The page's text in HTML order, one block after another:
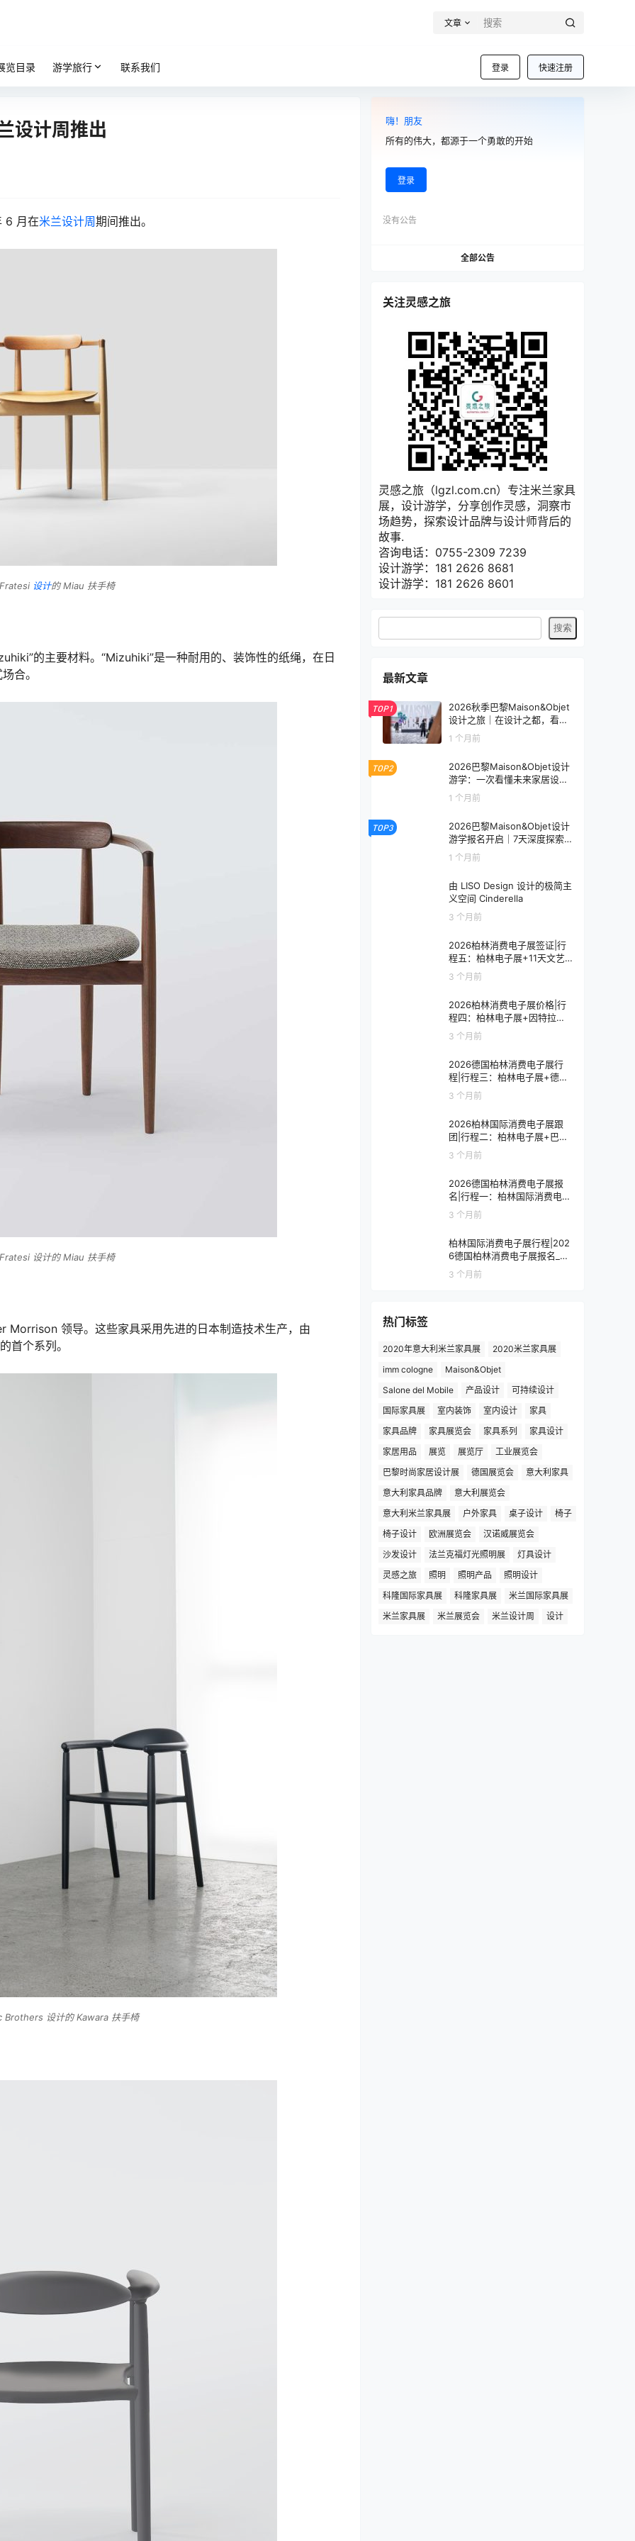
文章
登录 快速注册
览目录 游学旅行 联系我们
设计周推出
6 月在米兰设计周期间推出。
设计的 Miau 扶手椅
的主要材料。“Mizuhiki”是一种耐用的、装饰性的纸绳，在日
合。
设计的 Miau 扶手椅
Morrison 领导。这些家具采用先进的日本制造技术生产，由
首个系列。
Brothers 设计的 Kawara 扶手椅
嗨！朋友
所有的伟大，都源于一个勇敢的开始
登录
没有公告
全部公告
关注灵感之旅
灵感之旅（lgzl.com.cn）专注米兰家具
展，设计游学，分享创作灵感，洞察市
场趋势，探索设计品牌与设计师背后的
故事.
咨询电话：0755-2309 7239
设计游学：181 2626 8681
设计游学：181 2626 8601
最新文章
TOP1
2026秋季巴黎Maison&Objet
设计之旅｜在设计之都，看见
未来生活的模样
1 个月前
TOP2
2026巴黎Maison&Objet设计
游学：一次看懂未来家居设计
趋势
1 个月前
TOP3
2026巴黎Maison&Objet设计
游学报名开启｜7天深度探索
全球家居设计趋势
1 个月前
由 LISO Design 设计的极简主
义空间 Cinderella
3 个月前
2026柏林消费电子展签证|行
程五：柏林电子展+11天文艺
复兴之旅
3 个月前
2026柏林消费电子展价格|行
程四：柏林电子展+因特拉肯1
0天浪漫之旅
3 个月前
2026德国柏林消费电子展行
程|行程三：柏林电子展+德国
9天人文之旅
3 个月前
2026柏林国际消费电子展跟
团|行程二：柏林电子展+巴黎
8天艺术之旅
3 个月前
2026德国柏林消费电子展报
名|行程一：柏林国际消费电子
展观展7天
3 个月前
柏林国际消费电子展行程|202
6德国柏林消费电子展报名_价
格_门票_签证
3 个月前
热门标签
2020年意大利米兰家具展
2020米兰家具展
imm cologne
Maison&Objet
Salone del Mobile
产品设计
可持续设计
国际家具展
室内装饰 室内设计
家具
家具品牌
家具展览会 家具系列
家具设计
家居用品
展览 展览厅
工业展览会
巴黎时尚家居设计展
德国展览会
意大利家具
意大利家具品牌
意大利展览会
意大利米兰家具展
户外家具 桌子设计
椅子
椅子设计
欧洲展览会
汉诺威展览会
沙发设计
法兰克福灯光照明展
灯具设计
灵感之旅
照明 照明产品
照明设计
科隆国际家具展
科隆家具展
米兰国际家具展
米兰家具展
米兰展览会 米兰设计周 设计